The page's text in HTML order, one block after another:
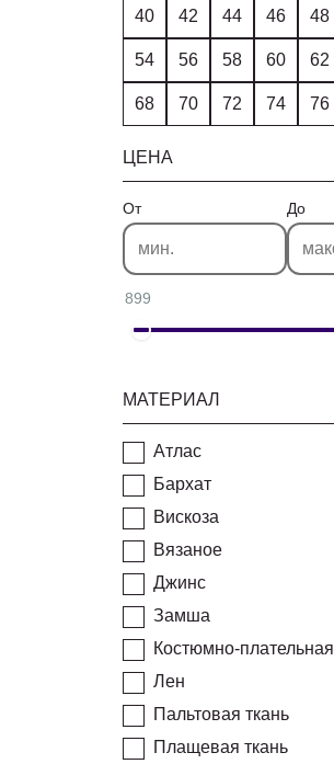
40 42 44 46 48
54 56 58 60 62
68 70 72 74 76
ЦЕНА
От До
899
МАТЕРИАЛ
Атлас
Бархат
Вискоза
Вязаное
Джинс
Замша
Костюмно-плательная
Лен
Пальтовая ткань
Плащевая ткань